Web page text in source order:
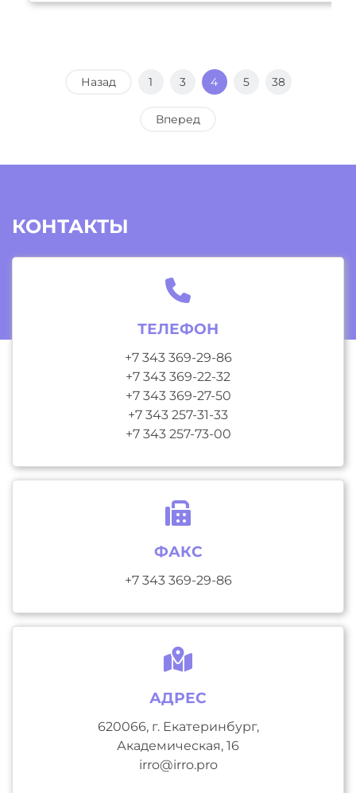
Назад 1 3 4 5 38
Вперед
КОНТАКТЫ
ТЕЛЕФОН
+7 343 369-29-86
+7 343 369-22-32
+7 343 369-27-50
+7 343 257-31-33
+7 343 257-73-00
ФАКС
+7 343 369-29-86
АДРЕС
620066, г. Екатеринбург,
Академическая, 16
irro@irro.pro